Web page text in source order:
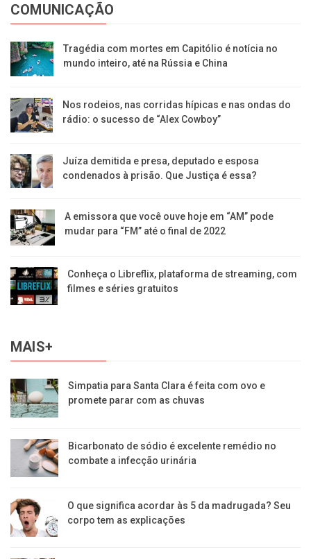
COMUNICAÇÃO
Tragédia com mortes em Capitólio é notícia no
mundo inteiro, até na Rússia e China
Nos rodeios, nas corridas hípicas e nas ondas do
rádio: o sucesso de “Alex Cowboy”
Juíza demitida e presa, deputado e esposa
condenados à prisão. Que Justiça é essa?
A emissora que você ouve hoje em “AM” pode
mudar para “FM” até o final de 2022
Conheça o Libreflix, plataforma de streaming, com
filmes e séries gratuitos
MAIS+
Simpatia para Santa Clara é feita com ovo e
promete parar com as chuvas
Bicarbonato de sódio é excelente remédio no
combate a infecção urinária
O que significa acordar às 5 da madrugada? Seu
corpo tem as explicações